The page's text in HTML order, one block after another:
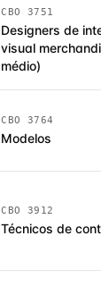
CBO 3751
Designers de
visual
médio)
CBO 3764
Modelos
CBO 3912
Técnicos de